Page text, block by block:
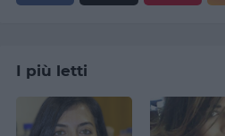
I più letti